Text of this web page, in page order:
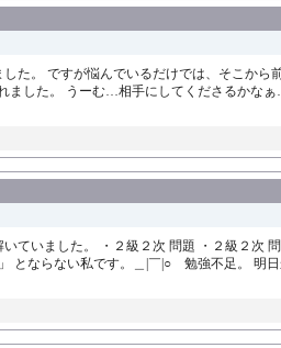
た。 ですが悩んでいるだけでは、そこから
ました。 うーむ…相手にしてくださるかな
ていました。 ・２級２次 問題 ・２級２次
とならない私です。＿|￣|○ 勉強不足。 明